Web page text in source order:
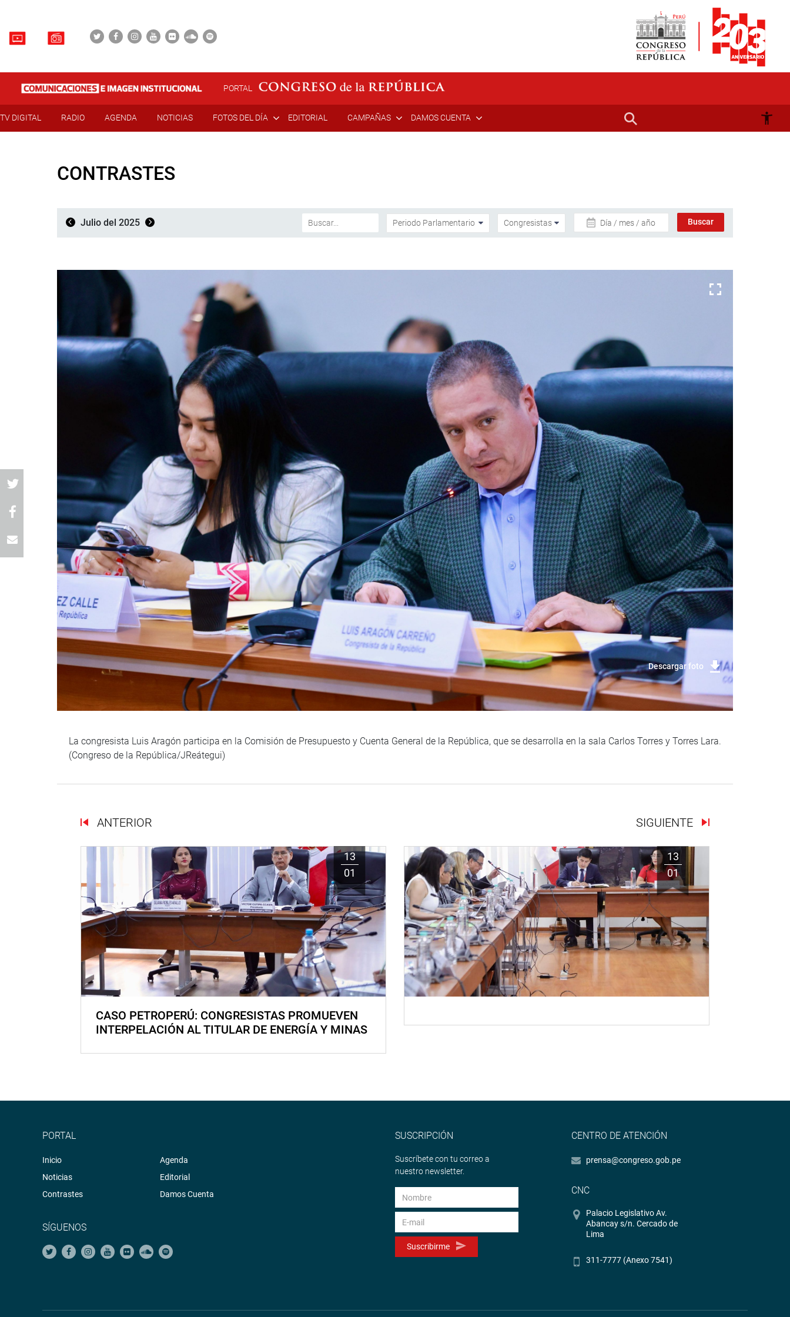
PORTAL
TV DIGITAL RADIO AGENDA NOTICIAS FOTOS DEL DÍA EDITORIAL CAMPAÑAS DAMOS CUENTA
CONTRASTES
Julio del 2025 Día / mes / año
Descargar foto
La congresista Luis Aragón participa en la Comisión de Presupuesto y Cuenta General de la República, que se desarrolla en la sala Carlos Torres y Torres Lara.
(Congreso de la República/JReátegui)
ANTERIOR SIGUIENTE
13
01
CASO PETROPERÚ: CONGRESISTAS PROMUEVEN
INTERPELACIÓN AL TITULAR DE ENERGÍA Y MINAS
13
01
PORTAL
Inicio
Noticias
Contrastes
Agenda
Editorial
Damos Cuenta
SÍGUENOS
SUSCRIPCIÓN
Suscríbete con tu correo a
nuestro newsletter.
Suscribirme
CENTRO DE ATENCIÓN
prensa@congreso.gob.pe
CNC
Palacio Legislativo Av.
Abancay s/n. Cercado de
Lima
311-7777 (Anexo 7541)